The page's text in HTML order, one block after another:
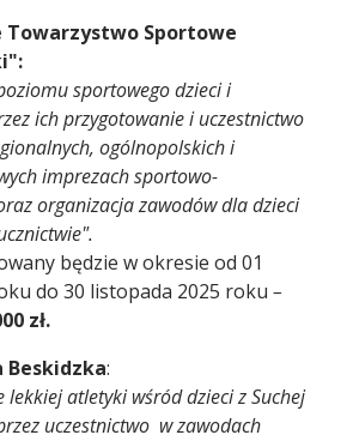
Towarzystwo Sportowe
sportowego dzieci i
ich przygotowanie i uczestnictwo
ogólnopolskich i
imprezach sportowo-
organizacja zawodów dla dzieci
będzie w okresie od 01
do 30 listopada 2025 roku –
zł.
Beskidzka:
lekkiej atletyki wśród dzieci z Suchej
uczestnictwo w zawodach